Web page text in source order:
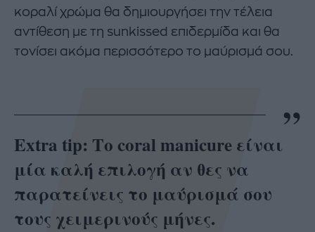
κοραλί χρώμα θα δημιουργήσει την τέλεια
αντίθεση με τη sunkissed επιδερμίδα και θα
τονίσει ακόμα περισσότερο το μαύρισμά σου.
Extra tip: Το coral manicure είναι
μία καλή επιλογή αν θες να
παρατείνεις το μαύρισμά σου
τους χειμερινούς μήνες.